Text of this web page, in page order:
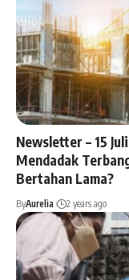
Newsletter – 15
Mendadak
Bertahan Lama?
ByAurelia 2 years ago